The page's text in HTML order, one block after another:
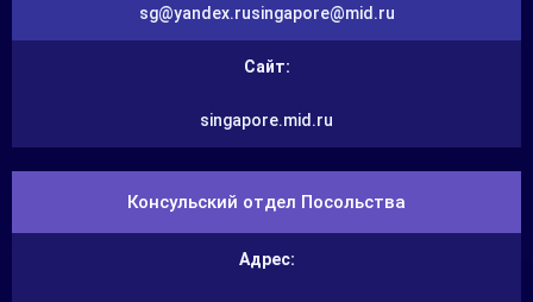
sg@yandex.rusingapore@mid.ru
Сайт:
singapore.mid.ru
Консульский отдел Посольства
Адрес: